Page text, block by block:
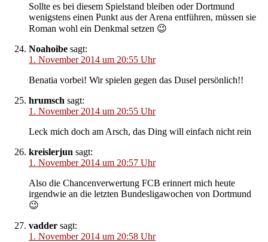
Sollte es bei diesem Spielstand bleiben oder Dortmund
wenigstens einen Punkt aus der Arena entführen, müssen sie
Roman wohl ein Denkmal setzen 😉
Noahoibe sagt:
1. November 2014 um 20:55 Uhr
Benatia vorbei! Wir spielen gegen das Dusel persönlich!!
hrumsch sagt:
1. November 2014 um 20:55 Uhr
Leck mich doch am Arsch, das Ding will einfach nicht rein
kreislerjun sagt:
1. November 2014 um 20:57 Uhr
Also die Chancenverwertung FCB erinnert mich heute
irgendwie an die letzten Bundesligawochen von Dortmund
😉
vadder sagt:
1. November 2014 um 20:58 Uhr